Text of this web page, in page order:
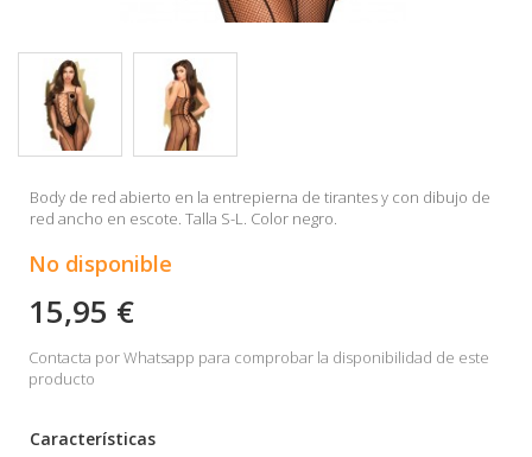
Body de red abierto en la entrepierna de tirantes y con dibujo de
red ancho en escote. Talla S-L. Color negro.
No disponible
15,95 €
Contacta por Whatsapp para comprobar la disponibilidad de este
producto
Características